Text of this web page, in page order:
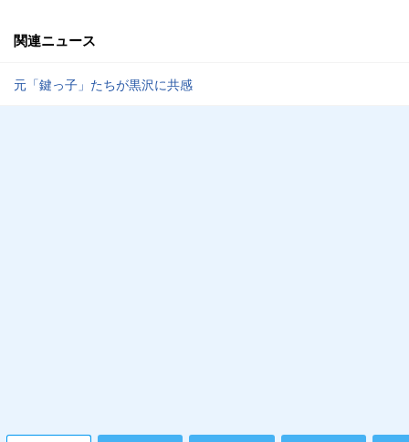
関連ニュース
元「鍵っ子」たちが黒沢に共感